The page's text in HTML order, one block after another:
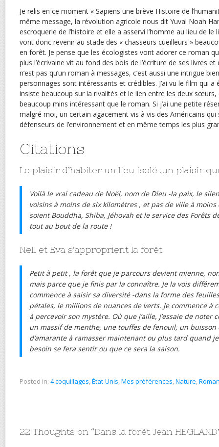
Je relis en ce moment « Sapiens une brève Histoire de
même message, la révolution agricole nous dit Yuval Noah
escroquerie de l’histoire et elle a asservi l’homme au lieu de
vont donc revenir au stade des « chasseurs cueilleurs »
en forêt. Je pense que les écologistes vont adorer ce roman
plus l’écrivaine vit au fond des bois de l’écriture de ses livres et
n’est pas qu’un roman à messages, c’est aussi une intrigue
personnages sont intéressants et crédibles. J’ai vu le film qui
insiste beaucoup sur la rivalités et le lien entre les deux
beaucoup mins intéressant que le roman. Si j’ai une petite
malgré moi, un certain agacement vis à vis des Américains
défenseurs de l’environnement et en même temps les plus
Citations
Le plaisir d’habiter un lieu isolé ,un plaisir
Voilà le vrai cadeau de Noël, nom de Dieu -la paix, le
voisins à moins de six kilomètres , et pas de ville à
soient Bouddha, Shiba, Jéhovah et le service des Forêts
tout au bout de la route !
Nell et Eva s’approprient la forêt
Petit à petit , la forêt que je parcours devient mienne,
mais parce que je finis par la connaître. Je la vois
commence à saisir sa diversité -dans la forme des
pétales, le millions de nuances de verts. Je commence à
à percevoir son mystère. Où que j’aille, j’essaie de noter
un massif de menthe, une touffes de fenouil, un buisson
d’amarante à ramasser maintenant ou plus tard quand
besoin se fera sentir ou que ce sera la saison.
Posted in: 4 coquillages,État-Unis,Mes préférences,Nature,
22 Thoughts on “Dans la forêt Jean HEGLAND